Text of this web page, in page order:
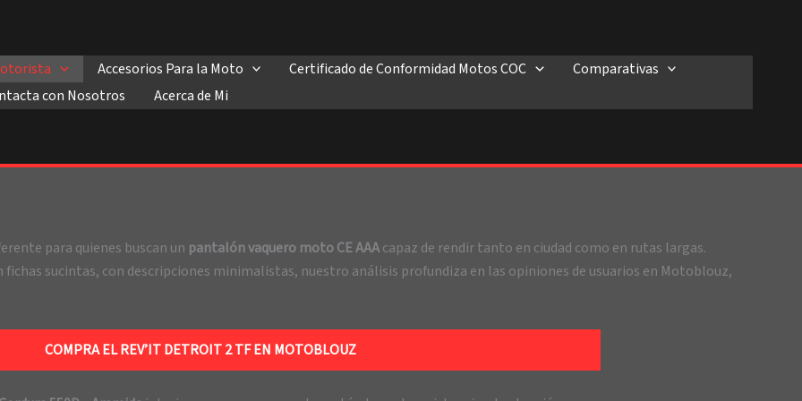
Accesorios Para la Moto Certificado de Conformidad Motos COC
Comparativas
con Nosotros Acerca de Mi
para quienes buscan un pantalón vaquero moto CE AAAcapaz de rendir tanto en ciudad como en rutas largas.
sucintas, con descripciones minimalistas, nuestro análisis profundiza en las opiniones de usuarios en Motoblouz,
COMPRA EL REV’IT DETROIT 2 TF EN MOTOBLOUZ